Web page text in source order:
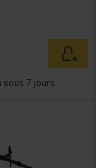
sous 7 jours